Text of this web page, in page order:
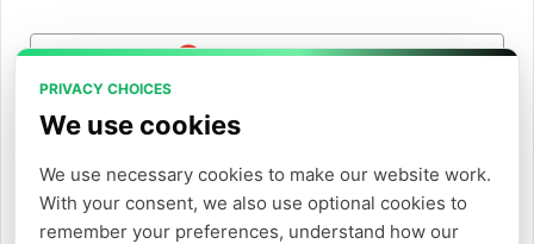
PRIVACY CHOICES
We use cookies
We use necessary cookies to make our website work.
With your consent, we also use optional cookies to
remember your preferences, understand how our
Mit Google anmelden
Oder